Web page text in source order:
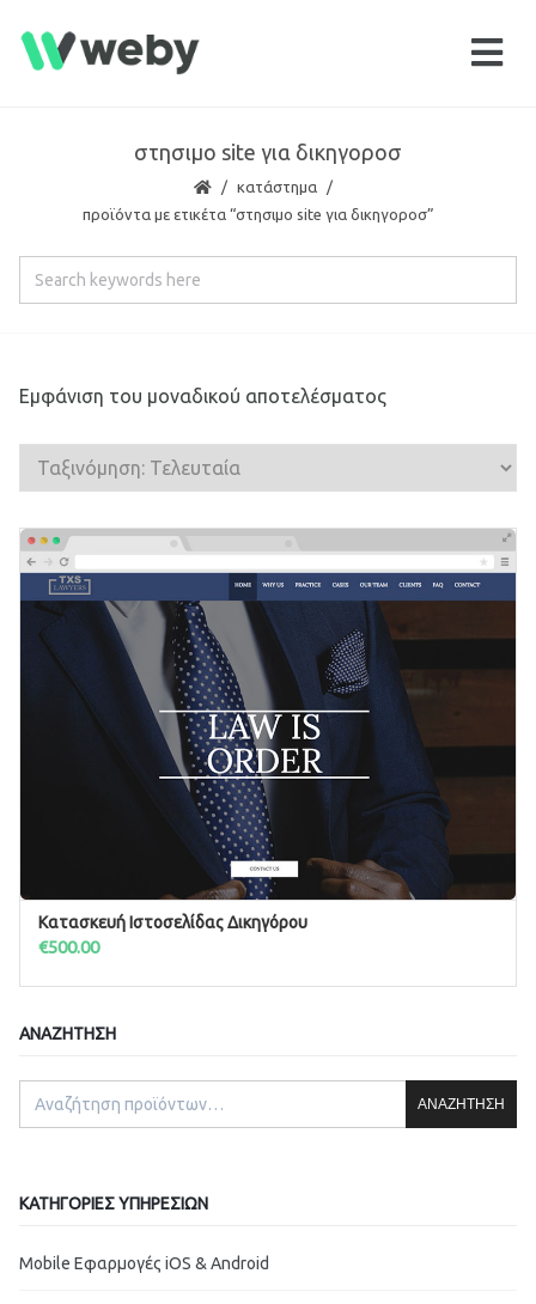
στησιμο site για δικηγοροσ
κατάστημα
προϊόντα με ετικέτα “στησιμο site για δικηγοροσ”
Εμφάνιση του μοναδικού αποτελέσματος
ΠΡΟΣΘΉΚΗ ΣΤΟ ΚΑΛΆΘΙ
Κατασκευή Ιστοσελίδας Δικηγόρου
€500.00
ΑΝΑΖΉΤΗΣΗ
ΑΝΑΖΉΤΗΣΗ
ΚΑΤΗΓΟΡΊΕΣ ΥΠΗΡΕΣΙΏΝ
Mobile Εφαρμογές iOS & Android